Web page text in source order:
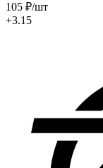
105 ₽/шт
+3.15